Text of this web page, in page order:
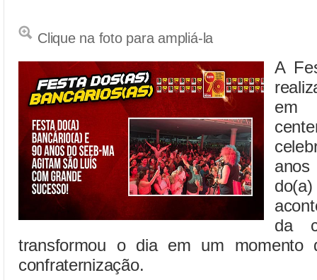
Clique na foto para ampliá-la
A
em
anos
da
transformou o dia em um momento
confraternização.